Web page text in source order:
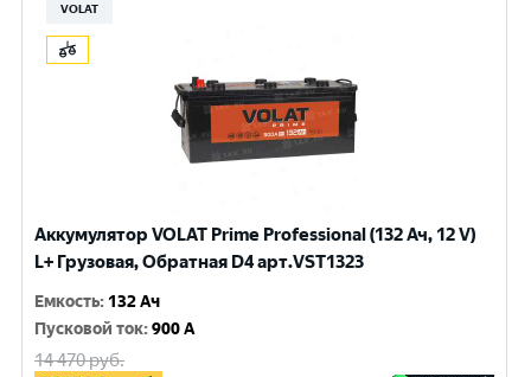
VOLAT
Аккумулятор VOLAT Prime Professional (132 Ач, 12 V)
L+ Грузовая, Обратная D4 арт.VST1323
Емкость: 132 Ач
Пусковой ток:900 A
14 470руб.